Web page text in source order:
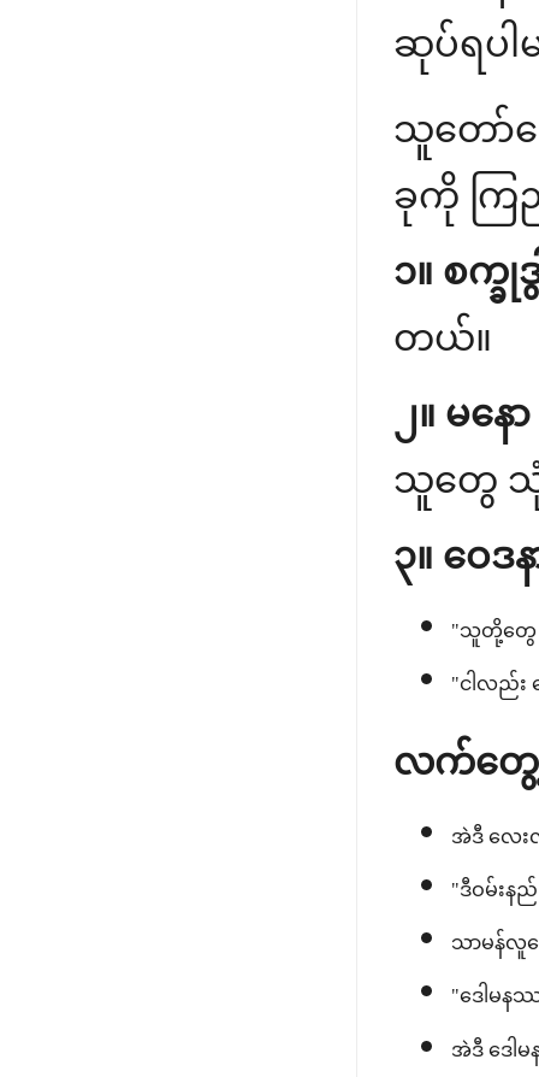
ဆုပ်ရပါ
သူတော်က
ခုကို ကြ
၁။ စက္ခု
တယ်။
၂။ မနေ
သူတွေ သုံ
၃။ ဝေဒန
"သူတို့တွေ
"ငါလည်း
လက်တွေ့
အဲဒီ လေး
"ဒီဝမ်းနည်
သာမန်လူတွ
"ဒေါမန
အဲဒီ ဒေ